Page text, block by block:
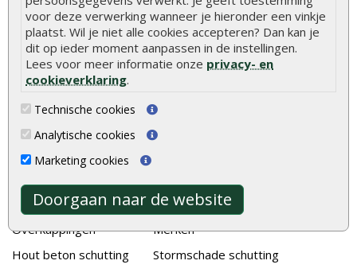
voor deze verwerking wanneer je hieronder een vinkje
plaatst. Wil je niet alle cookies accepteren? Dan kan je
dit op ieder moment aanpassen in de instellingen.
Lees voor meer informatie onze privacy- en
cookieverklaring.
Technische cookies
Analytische cookies
Marketing cookies
Doorgaan naar de website
Alle populaire categorieën
Tuinhout
Schutting
Vlonderplanken
Tuinpalen
Tuinhekken
Blokhutten
Overkappingen
Hout beton schutting
Tuindeuren
Schuttingplanken
Steigerplanken
Aanbiedingen
Merken
Stormschade schutting